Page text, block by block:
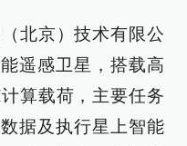
北京）技术有限公
遥感卫星，搭载高
算载荷，主要任务
据及执行星上智能